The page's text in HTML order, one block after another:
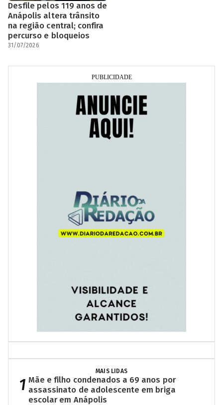
Desfile pelos 119 anos de
Anápolis altera trânsito
na região central; confira
percurso e bloqueios
31/07/2026
MAIS LIDAS
1 Mãe e filho condenados a 69 anos por
assassinato de adolescente em briga
escolar em Anápolis